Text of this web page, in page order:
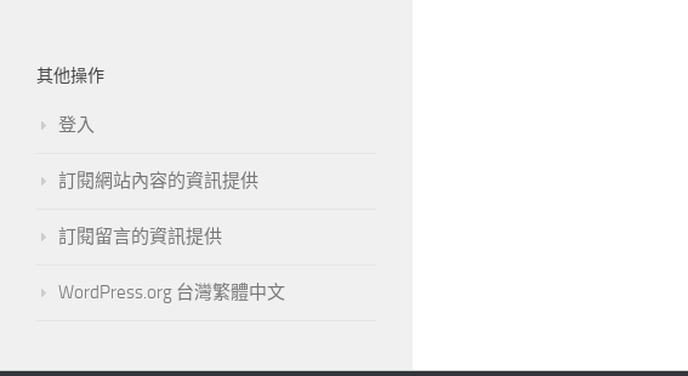
其他操作
登入
訂閱網站內容的資訊提供
訂閱留言的資訊提供
WordPress.org 台灣繁體中文